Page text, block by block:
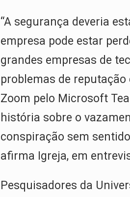
“A segurança deveria
empresa pode estar
grandes empresas de
problemas de
Zoom pelo Microsoft
história sobre o
conspiração sem
afirma Igreja, em
Pesquisadores da